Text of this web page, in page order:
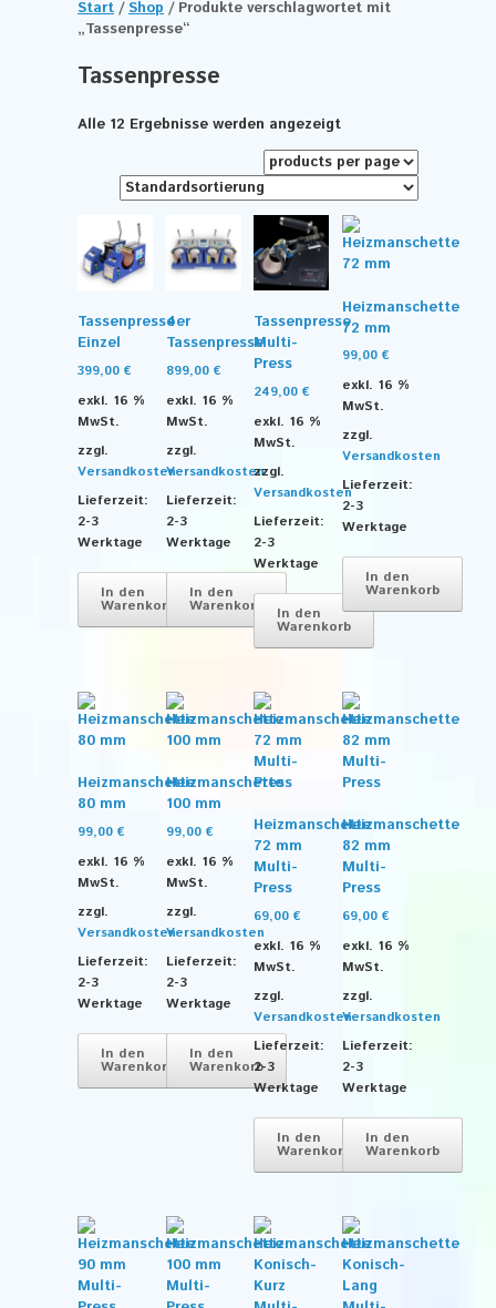
Start /Shop / Produkte verschlagwortet mit
„Tassenpresse“
Tassenpresse
Alle 12 Ergebnisse werden angezeigt
Tassenpresse
Einzel
399,00 €
exkl. 16 %
MwSt.
zzgl.
Versandkosten
Lieferzeit:
2-3
Werktage
In den
Warenkorb
4er
Tassenpresse
899,00 €
exkl. 16 %
MwSt.
zzgl.
Versandkosten
Lieferzeit:
2-3
Werktage
In den
Warenkorb
Tassenpresse
Multi-
Press
249,00€
exkl. 16 %
MwSt.
zzgl.
Versandkosten
Lieferzeit:
2-3
Werktage
In den
Warenkorb
Heizmanschette
72 mm
99,00 €
exkl. 16 %
MwSt.
zzgl.
Versandkosten
Lieferzeit:
2-3
Werktage
In den
Warenkorb
Heizmanschette
80 mm
99,00 €
exkl. 16 %
MwSt.
zzgl.
Versandkosten
Lieferzeit:
2-3
Werktage
In den
Warenkorb
Heizmanschette
100 mm
99,00 €
exkl. 16 %
MwSt.
zzgl.
Versandkosten
Lieferzeit:
2-3
Werktage
In den
Warenkorb
Heizmanschette
72 mm
Multi-
Press
69,00€
exkl. 16 %
MwSt.
zzgl.
Versandkosten
Lieferzeit:
2-3
Werktage
In den
Warenkorb
Heizmanschette
82 mm
Multi-
Press
69,00 €
exkl. 16 %
MwSt.
zzgl.
Versandkosten
Lieferzeit:
2-3
Werktage
In den
Warenkorb